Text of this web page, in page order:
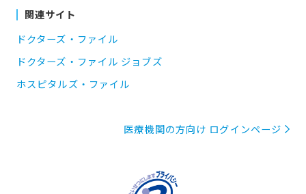
関連サイト
ドクターズ・ファイル
ドクターズ・ファイル ジョブズ
ホスピタルズ・ファイル
医療機関の方向け ログインページ